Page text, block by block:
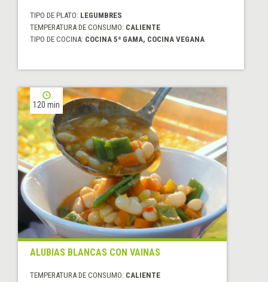
TIPO DE PLATO: LEGUMBRES
TEMPERATURA DE CONSUMO: CALIENTE
TIPO DE COCINA: COCINA 5ª GAMA, COCINA VEGANA
120 min
ALUBIAS BLANCAS CON VAINAS
TEMPERATURA DE CONSUMO: CALIENTE